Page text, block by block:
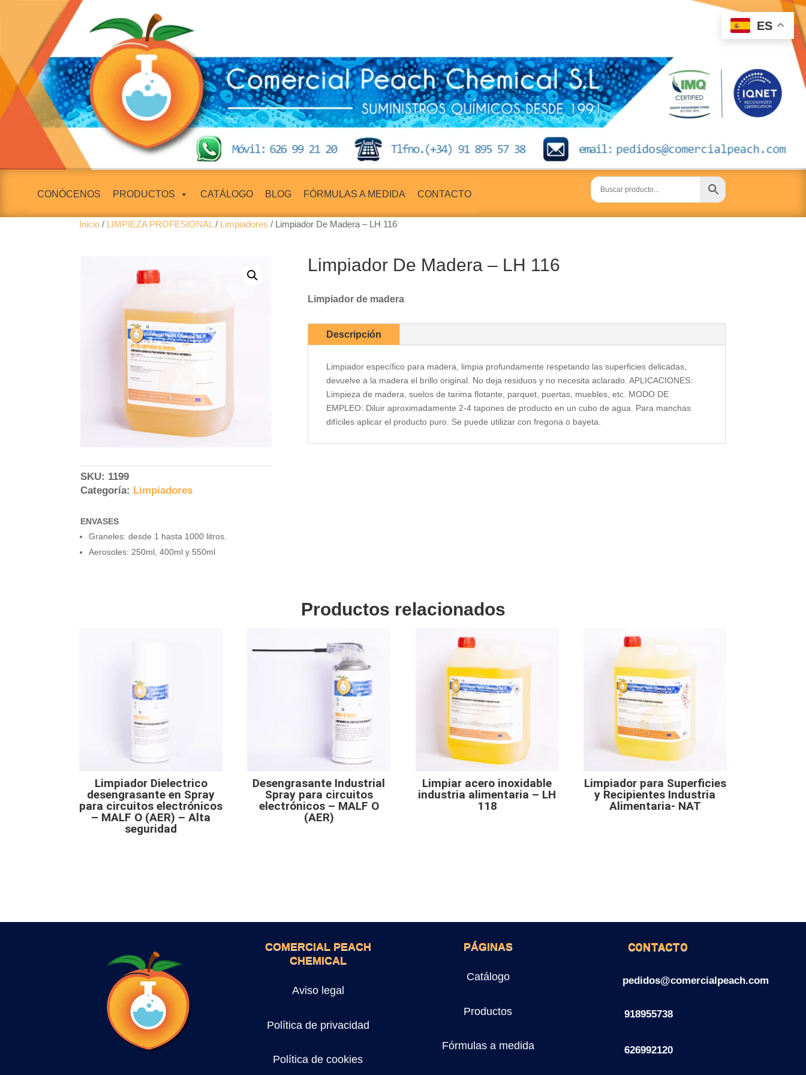
CONÓCENOS PRODUCTOS CATÁLOGO BLOG FÓRMULAS A MEDIDA CONTACTO
Inicio / LIMPIEZA PROFESIONAL/ Limpiadores / Limpiador De Madera – LH 116
SKU: 1199
Categoría: Limpiadores
ENVASES
Graneles: desde 1 hasta 1000 litros.
Aerosoles: 250ml, 400ml y 550ml
Limpiador De Madera – LH 116
Limpiador de madera
Descripción
Limpiador específico para madera, limpia profundamente respetando las superficies delicadas,
devuelve a la madera el brillo original. No deja residuos y no necesita aclarado. APLICACIONES:
Limpieza de madera, suelos de tarima flotante, parquet, puertas, muebles, etc. MODO DE
EMPLEO: Diluir aproximadamente 2-4 tapones de producto en un cubo de agua. Para manchas
difíciles aplicar el producto puro. Se puede utilizar con fregona o bayeta.
Productos relacionados
Limpiador Dielectrico
desengrasante en Spray
para circuitos electrónicos
– MALF O (AER) – Alta
seguridad
Desengrasante Industrial
Spray para circuitos
electrónicos – MALF O
(AER)
Limpiar acero inoxidable
industria alimentaria – LH
118
Limpiador para Superficies
y Recipientes Industria
Alimentaria- NAT
COMERCIAL PEACH
CHEMICAL
Aviso legal
Política de privacidad
Política de cookies
PÁGINAS
Catálogo
Productos
Fórmulas a medida
CONTACTO
pedidos@comercialpeach.com
918955738
626992120
ES